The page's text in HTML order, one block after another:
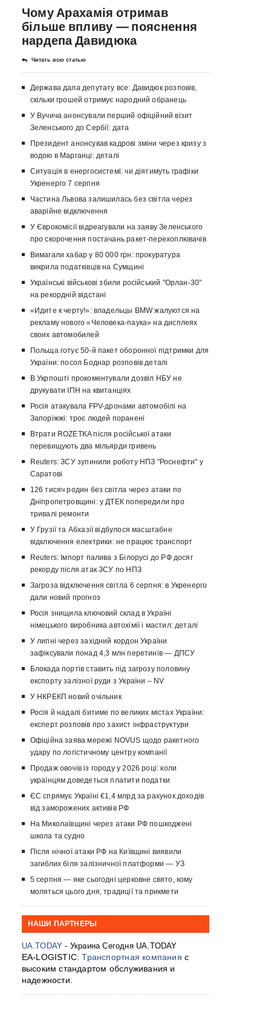
Чому Арахамія отримав
більше впливу — пояснення
нардепа Давидюка
Читать всю статью
Держава дала депутату все: Давидюк розповів,
скільки грошей отримує народний обранець
У Вучича анонсували перший офіційний візит
Зеленського до Сербії: дата
Президент анонсував кадрові зміни через кризу з
водою в Марганці: деталі
Ситуація в енергосистемі: чи діятимуть графіки
Укренерго 7 серпня
Частина Львова залишилась без світла через
аварійне відключення
У Єврокомісії відреагували на заяву Зеленського
про скорочення постачань ракет-перехоплювачів
Вимагали хабар у 80 000 грн: прокуратура
викрила податківців на Сумщині
Українські військові збили російський "Орлан-30"
на рекордній відстані
«Идите к черту!»: владельцы BMW жалуются на
рекламу нового «Человека-паука» на дисплеях
своих автомобилей
Польща готує 50-й пакет оборонної підтримки для
України: посол Боднар розповів деталі
В Укрпошті прокоментували дозвіл НБУ не
друкувати ІПН на квитанціях
Росія атакувала FPV-дронами автомобілі на
Запоріжжі: троє людей поранені
Втрати ROZETKA після російської атаки
перевищують два мільярди гривень
Reuters: ЗСУ зупинили роботу НПЗ "Роснефти" у
Саратові
126 тисяч родин без світла через атаки по
Дніпропетровщині: у ДТЕК попередили про
тривалі ремонти
У Грузії та Абхазії відбулося масштабне
відключення електрики: не працює транспорт
Reuters: Імпорт палива з Білорусі до РФ досяг
рекорду після атак ЗСУ по НПЗ
Загроза відключення світла 6 серпня: в Укренерго
дали новий прогноз
Росія знищила ключовий склад в Україні
німецького виробника автохімії і мастил: деталі
У липні через західний кордон України
зафіксували понад 4,3 млн перетинів — ДПСУ
Блокада портів ставить під загрозу половину
експорту залізної руди з України – NV
У НКРЕКП новий очільник
Росія й надалі битиме по великих містах України:
експерт розповів про захист інфраструктури
Офіційна заява мережі NOVUS щодо ракетного
удару по логістичному центру компанії
Продаж овочів із городу у 2026 році: коли
українцям доведеться платити податки
ЄС спрямує Україні €1,4 млрд за рахунок доходів
від заморожених активів РФ
На Миколаївщині через атаки РФ пошкоджені
школа та судно
Після нічної атаки РФ на Київщині виявили
загиблих біля залізничної платформи — УЗ
5 серпня — яке сьогодні церковне свято, кому
моляться цього дня, традиції та прикмети
НАШИ ПАРТНЕРЫ
UA.TODAY - Украина Сегодня UA.TODAY
EA-LOGISTIC:Транспортная компания с
высоким стандартом обслуживания и
надежности.